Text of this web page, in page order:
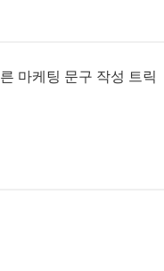
마케팅 문구 작성 트릭